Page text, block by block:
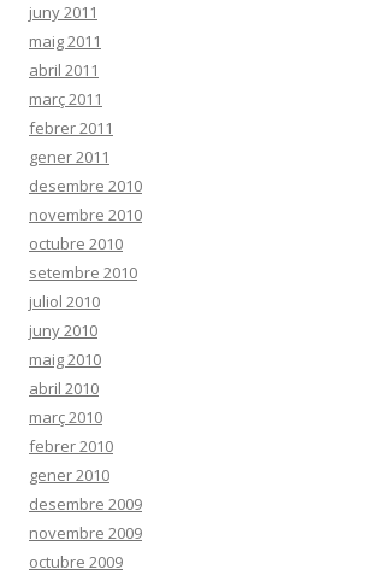
juny 2011
maig 2011
abril 2011
març 2011
febrer 2011
gener 2011
desembre 2010
novembre 2010
octubre 2010
setembre 2010
juliol 2010
juny 2010
maig 2010
abril 2010
març 2010
febrer 2010
gener 2010
desembre 2009
novembre 2009
octubre 2009